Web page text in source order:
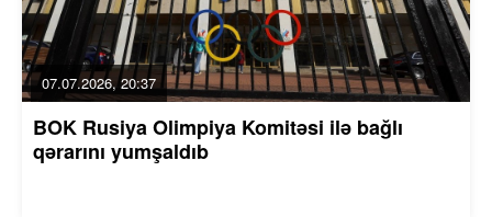
07.07.2026, 20:37
BOK Rusiya Olimpiya Komitəsi ilə bağlı
qərarını yumşaldıb